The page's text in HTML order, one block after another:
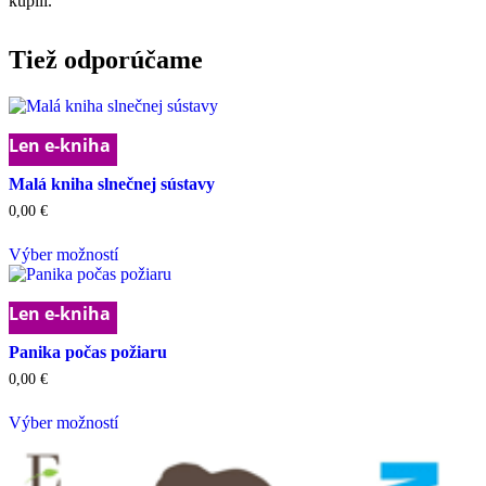
Tiež odporúčame
Len e-kniha
Malá kniha slnečnej sústavy
0,00 €
Výber možnostíprodukt
má
si
na
stránke
Len e-kniha
Panika počas požiaru
0,00 €
Výber možnostíprodukt
variantov.